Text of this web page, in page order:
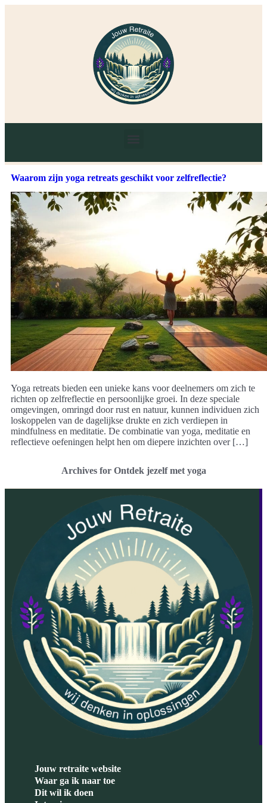
Waarom zijn yoga retreats geschikt voor zelfreflectie?
Yoga retreats bieden een unieke kans voor deelnemers om zich te
richten op zelfreflectie en persoonlijke groei. In deze speciale
omgevingen, omringd door rust en natuur, kunnen individuen zich
loskoppelen van de dagelijkse drukte en zich verdiepen in
mindfulness en meditatie. De combinatie van yoga, meditatie en
reflectieve oefeningen helpt hen om diepere inzichten over […]
Archives for Ontdek jezelf met yoga
Jouw retraite website
Waar ga ik naar toe
Dit wil ik doen